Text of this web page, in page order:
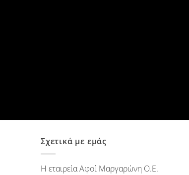
Σχετικά με εμάς
Η εταιρεία Αφοί Μαργαρώνη Ο.Ε.